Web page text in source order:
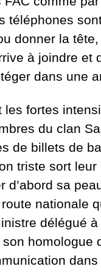
téléphones
donner la
à joindre et
dans une
les fortes
du clan
de billets de
triste sort
d’abord sa
nationale
délégué
homologue